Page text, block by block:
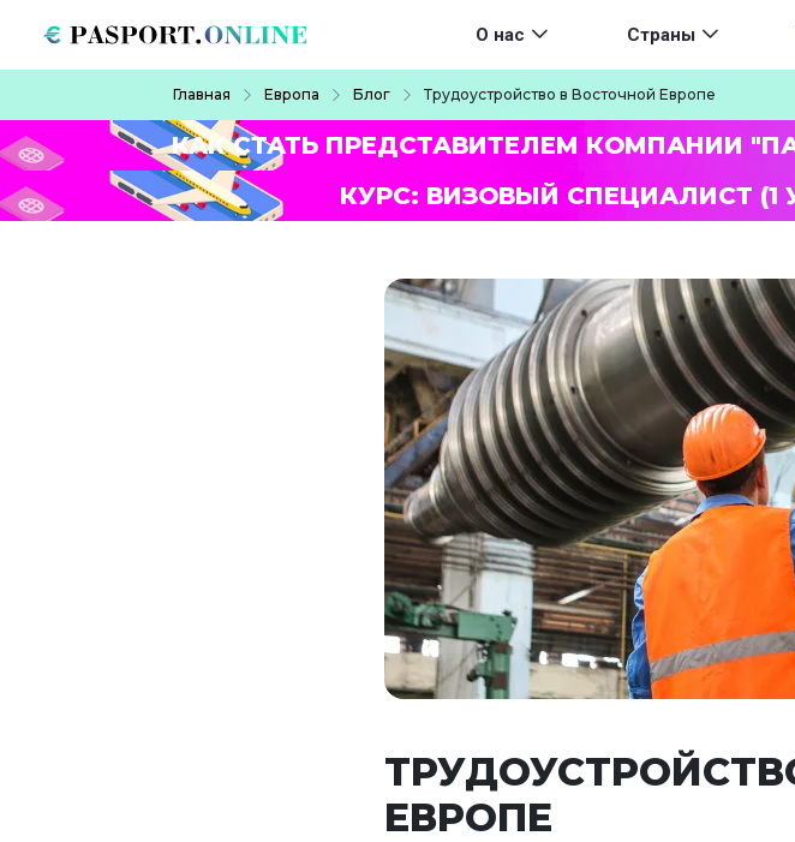
Main navigation
О нас Страны
Главная Европа Блог Трудоустройство в Восточной Европе
КАК СТАТЬ ПРЕДСТАВИТЕЛЕМ КОМПАНИИ
КУРС: ВИЗОВЫЙ СПЕЦИАЛИСТ (1
ЕВРОПЕ